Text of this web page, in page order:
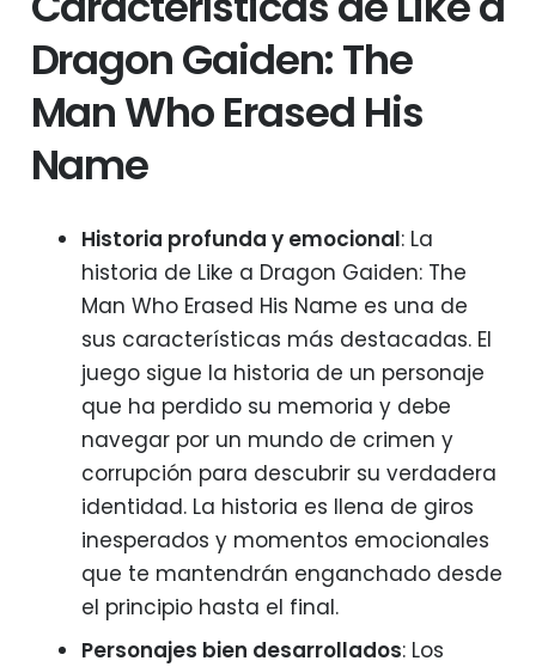
Dragon Gaiden: The
Man Who Erased His
Name
Historia profunda y emocional: La
historia de Like a Dragon Gaiden: The
Man Who Erased His Name es una de
sus características más destacadas. El
juego sigue la historia de un personaje
que ha perdido su memoria y debe
navegar por un mundo de crimen y
corrupción para descubrir su verdadera
identidad. La historia es llena de giros
inesperados y momentos emocionales
que te mantendrán enganchado desde
el principio hasta el final.
Personajes bien desarrollados: Los